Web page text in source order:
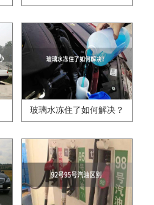
玻璃水冻住了如何解决？